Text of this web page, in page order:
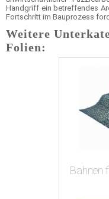
Handgriff ein betreffendes
Fortschritt im Bauprozess
Weitere
Folien:
Bahnen